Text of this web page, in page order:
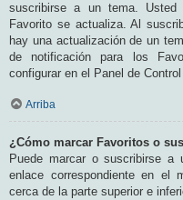
suscribirse a un tema.
Favorito se actualiza. Al
hay una actualización de un
de notificación para los
configurar en el Panel de
Arriba
¿Cómo marcar Favoritos o
Puede marcar o suscribirse
enlace correspondiente en el
cerca de la parte superior e